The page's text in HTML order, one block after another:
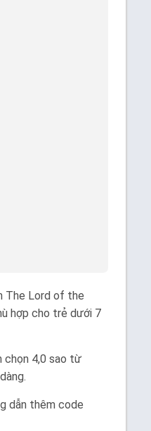
The Lord of the
hợp cho trẻ dưới 7
chọn 4,0 sao từ
dẫn thêm code